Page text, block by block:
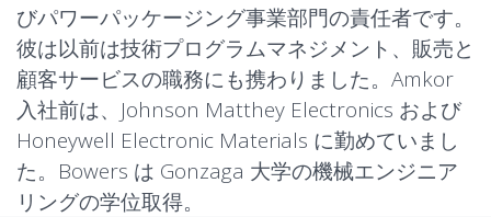
びパワーパッケージング事業部門の責任者です。
彼は以前は技術プログラムマネジメント、販売と
顧客サービスの職務にも携わりました。Amkor
入社前は、Johnson Matthey Electronics および
Honeywell Electronic Materials に勤めていまし
た。Bowers は Gonzaga 大学の機械エンジニア
リングの学位取得。